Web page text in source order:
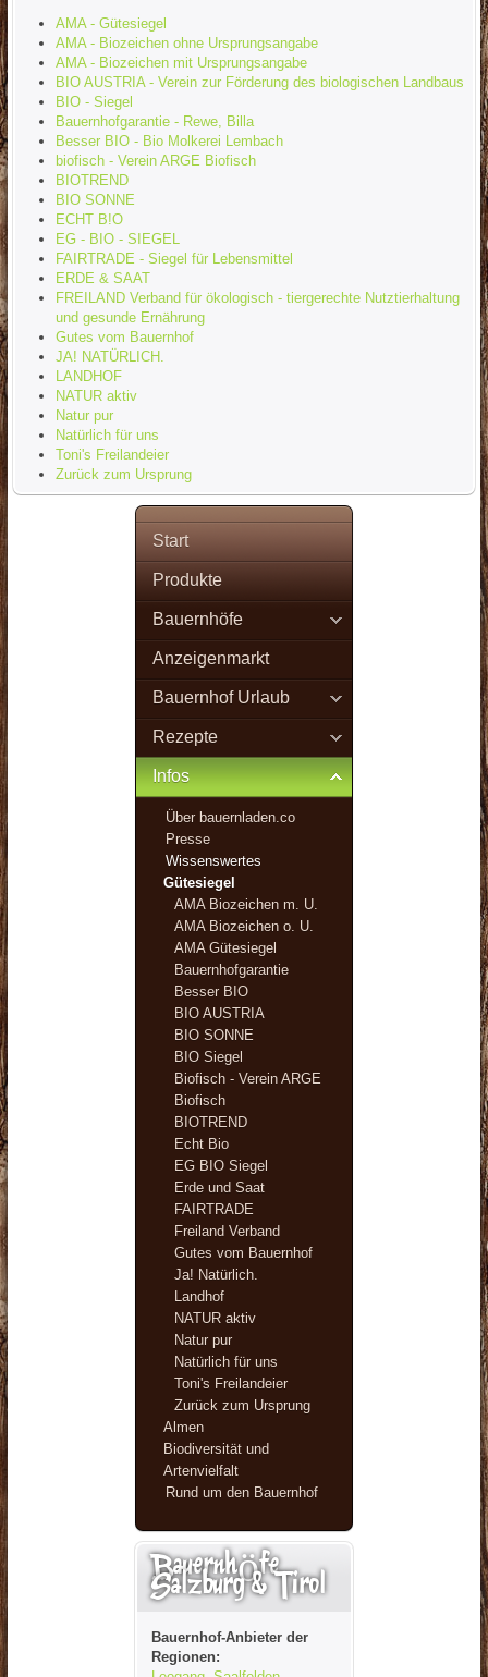
AMA - Gütesiegel
AMA - Biozeichen ohne Ursprungsangabe
AMA - Biozeichen mit Ursprungsangabe
BIO AUSTRIA - Verein zur Förderung des biologischen Landbaus
BIO - Siegel
Bauernhofgarantie - Rewe, Billa
Besser BIO - Bio Molkerei Lembach
biofisch - Verein ARGE Biofisch
BIOTREND
BIO SONNE
ECHT B!O
EG - BIO - SIEGEL
FAIRTRADE - Siegel für Lebensmittel
ERDE & SAAT
FREILAND Verband für ökologisch - tiergerechte Nutztierhaltung
und gesunde Ernährung
Gutes vom Bauernhof
JA! NATÜRLICH.
LANDHOF
NATUR aktiv
Natur pur
Natürlich für uns
Toni's Freilandeier
Zurück zum Ursprung
Start
Produkte
Bauernhöfe
Anzeigenmarkt
Bauernhof Urlaub
Rezepte
Infos
Über bauernladen.co
Presse
Wissenswertes
Gütesiegel
AMA Biozeichen m. U.
AMA Biozeichen o. U.
AMA Gütesiegel
Bauernhofgarantie
Besser BIO
BIO AUSTRIA
BIO SONNE
BIO Siegel
Biofisch - Verein ARGE
Biofisch
BIOTREND
Echt Bio
EG BIO Siegel
Erde und Saat
FAIRTRADE
Freiland Verband
Gutes vom Bauernhof
Ja! Natürlich.
Landhof
NATUR aktiv
Natur pur
Natürlich für uns
Toni's Freilandeier
Zurück zum Ursprung
Almen
Biodiversität und
Artenvielfalt
Rund um den Bauernhof
Bauernhöfe
Salzburg & Tirol
Bauernhof-Anbieter der
Regionen: